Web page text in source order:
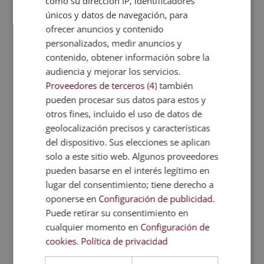
libre que permiten el contacto con la naturaleza y
potencian el desarrollo físico, el respeto por el
medio ambiente y el aprendizaje a través de la
observación y la exploración.
Estas son algunosejemplos de
actividades Montessorique te
ayudarán a aplicar mejor esta
pedagogía.
Importancia de estudiar pedagogía
Montessori
Estudiar pedagogía Montessori es fundamental
para comprender
cómo diseñar y gestionar
ambientes de aprendizaje realmente respetuosos
con el desarrollo infantil
. Este enfoque pedagógico
se basa en el conocimiento profundo del niño y en
únicos y datos de navegación, para
ofrecer anuncios y contenido
personalizados, medir anuncios y
contenido, obtener información sobre la
audiencia y mejorar los servicios.
Proveedores de terceros (4) también
pueden procesar sus datos para estos y
otros fines, incluido el uso de datos de
geolocalización precisos y características
del dispositivo. Sus elecciones se aplican
solo a este sitio web. Algunos proveedores
pueden basarse en el interés legítimo en
lugar del consentimiento; tiene derecho a
oponerse en Configuración de publicidad.
Puede retirar su consentimiento en
cualquier momento en Configuración de
cookies. Política de privacidad